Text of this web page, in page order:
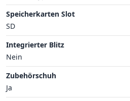
Speicherkarten Slot
SD
Integrierter Blitz
Nein
Zubehörschuh
Ja